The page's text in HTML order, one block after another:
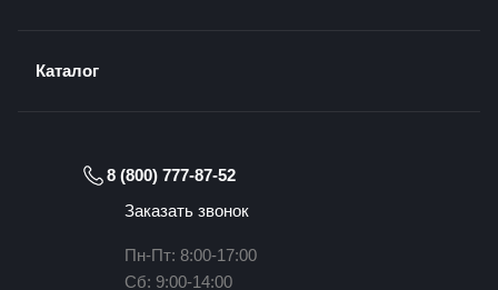
Каталог
8 (800) 777-87-52
Заказать звонок
Пн-Пт: 8:00-17:00
Сб: 9:00-14:00